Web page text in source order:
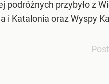
podróżnych przybyło z
i Katalonia oraz Wyspy